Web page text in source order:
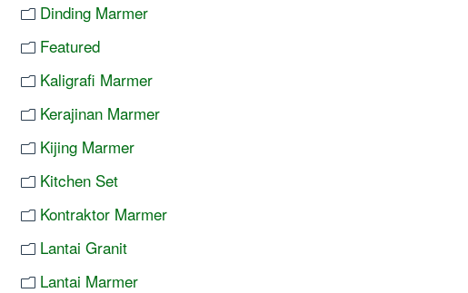
Dinding Marmer
Featured
Kaligrafi Marmer
Kerajinan Marmer
Kijing Marmer
Kitchen Set
Kontraktor Marmer
Lantai Granit
Lantai Marmer